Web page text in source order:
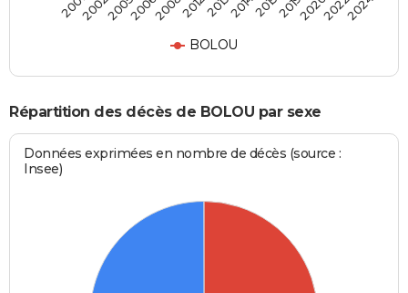
BOLOU
2002200520062008 202020222024
Répartition des décès de BOLOU par sexe
Données exprimées en nombre de décès (source :
Insee)